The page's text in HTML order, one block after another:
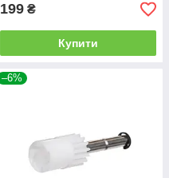
199 ₴
Купити
–6%